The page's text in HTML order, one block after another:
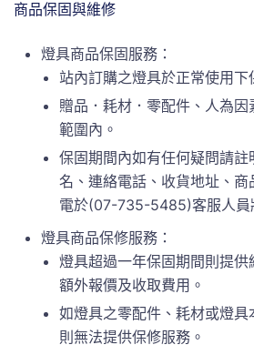
商品保固與維修
燈具商品保固服務：
站內訂購之燈具於正常使用下
贈品．耗材．零配件、人為
範圍內。
保固期間內如有任何疑問請
名、連絡電話、收貨地址、
電於(07-735-5485)客服人員
燈具商品保修服務：
燈具超過一年保固期間則提
額外報價及收取費用。
如燈具之零配件、耗材或燈具
則無法提供保修服務。